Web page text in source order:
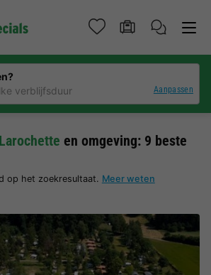
verblijfsduur Aanpassen
Larochette en omgeving: 9 beste
op het zoekresultaat. Meer weten